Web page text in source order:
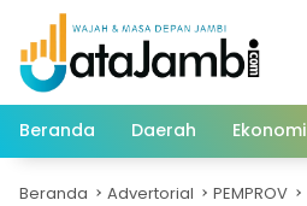
Langsung
konten
Beranda Daerah Ekonomi
Beranda Advertorial PEMPROV